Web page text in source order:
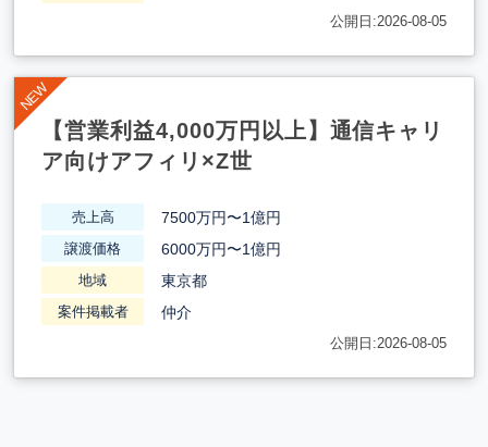
公開日:2026-08-05
【営業利益4,000万円以上】通信キャリ
ア向けアフィリ×Z世
売上高 7500万円〜1億円
譲渡価格 6000万円〜1億円
地域 東京都
案件掲載者 仲介
公開日:2026-08-05